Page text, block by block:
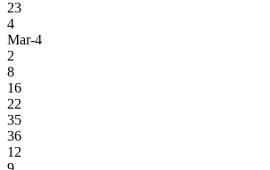
23
4
Mar-4
2
8
16
22
35
36
12